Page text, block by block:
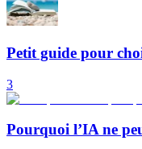
Petit guide pour
3
Pourquoi l’IA ne